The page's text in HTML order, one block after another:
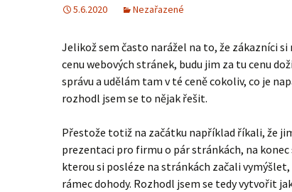
5.6.2020 Nezařazené
Jelikož sem často narážel na to, že zákazníci
cenu webových stránek, budu jim za tu cenu
správu a udělám tam v té ceně cokoliv, co je
rozhodl jsem se to nějak řešit.
Přestože totiž na začátku například říkali, že
prezentaci pro firmu o pár stránkách, na konec
kterou si posléze na stránkách začali
rámec dohody. Rozhodl jsem se tedy vytvořit